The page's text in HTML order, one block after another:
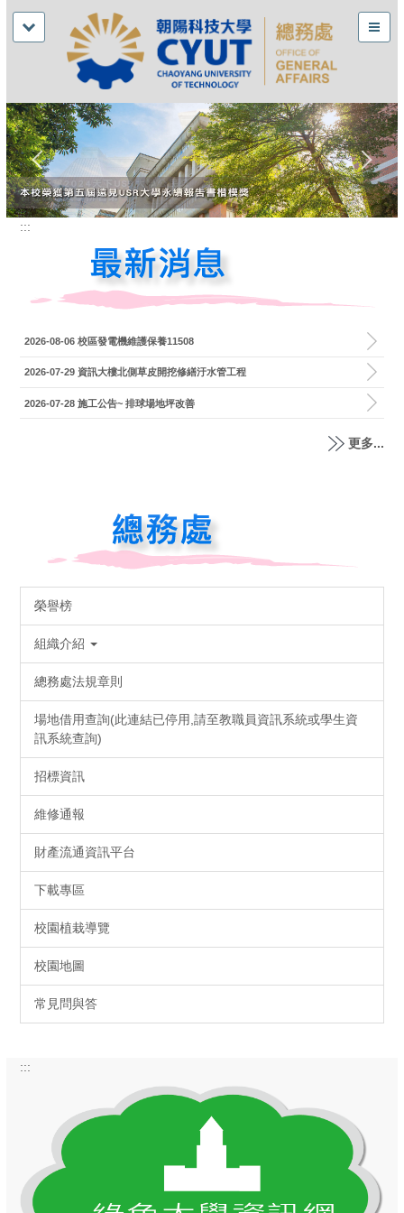
:::
2026-08-06 校區發電機維護保養11508
2026-07-29 資訊大樓北側草皮開挖修繕汙水管工程
2026-07-28 施工公告~ 排球場地坪改善
更多...
榮譽榜
組織介紹
總務處法規章則
場地借用查詢(此連結已停用,請至教職員資訊系統或學生資
訊系統查詢)
招標資訊
維修通報
財產流通資訊平台
下載專區
校園植栽導覽
校園地圖
常見問與答
:::